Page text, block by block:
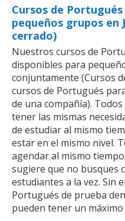
Cursos de
pequeños grupos en
cerrado)
Nuestros cursos de
disponibles para
conjuntamente (Cursos
cursos de Portugués
de una compañía).
tener las mismas
de estudiar al mismo
estar en el mismo nivel.
agendar al mismo
sugiere que no busques
estudiantes a la vez. Sin
Portugués de prueba
pueden tener un